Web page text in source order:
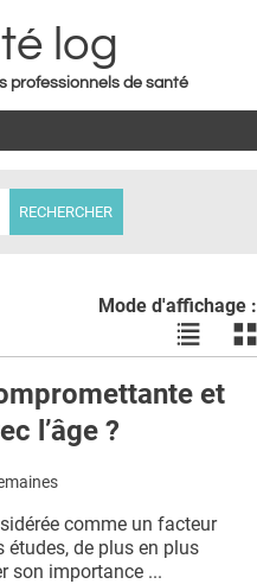
log
professionnels de santé
Mode d'affichage :
Voir
les
en
les
et
l’âge ?
comme un facteur
études, de plus en plus
son importance ...